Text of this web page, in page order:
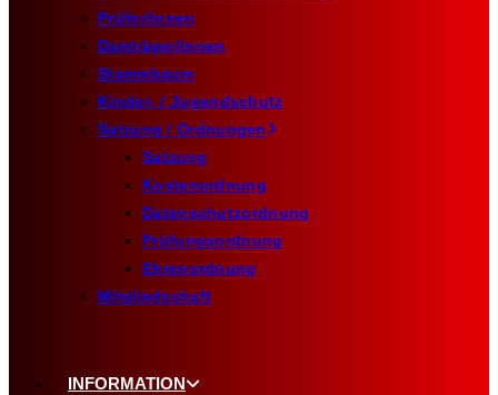
Prüfer/innen
Danträger/innen
Stammbaum
Kinder- / Jugendschutz
Satzung / Ordnungen
Satzung
Kostenordnung
Datenschutzordnung
Prüfungsordnung
Ehrenordnung
Mitgliedschaft
INFORMATION